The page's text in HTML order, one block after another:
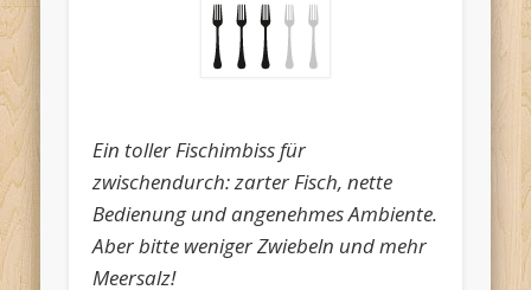
Ein toller Fischimbiss für
zwischendurch: zarter Fisch, nette
Bedienung und angenehmes Ambiente.
Aber bitte weniger Zwiebeln und mehr
Meersalz!